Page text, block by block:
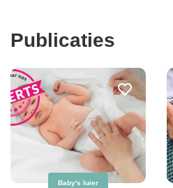
Publicaties
Baby's luier